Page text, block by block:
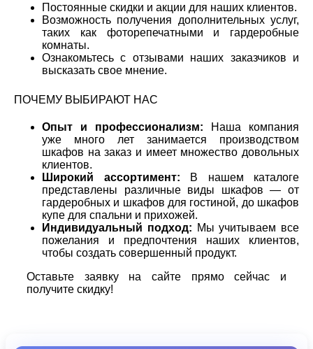
Постоянные скидки и акции для наших клиентов.
Возможность получения дополнительных услуг,
таких как фоторепечатными и гардеробные
комнаты.
Ознакомьтесь с отзывами наших заказчиков и
высказать свое мнение.
ПОЧЕМУ ВЫБИРАЮТ НАС
Опыт и профессионализм: Наша компания
уже много лет занимается производством
шкафов на заказ и имеет множество довольных
клиентов.
Широкий ассортимент: В нашем каталоге
представлены различные виды шкафов — от
гардеробных и шкафов для гостиной, до шкафов
купе для спальни и прихожей.
Индивидуальный подход: Мы учитываем все
пожелания и предпочтения наших клиентов,
чтобы создать совершенный продукт.
Оставьте заявку на сайте прямо сейчас и
получите скидку!